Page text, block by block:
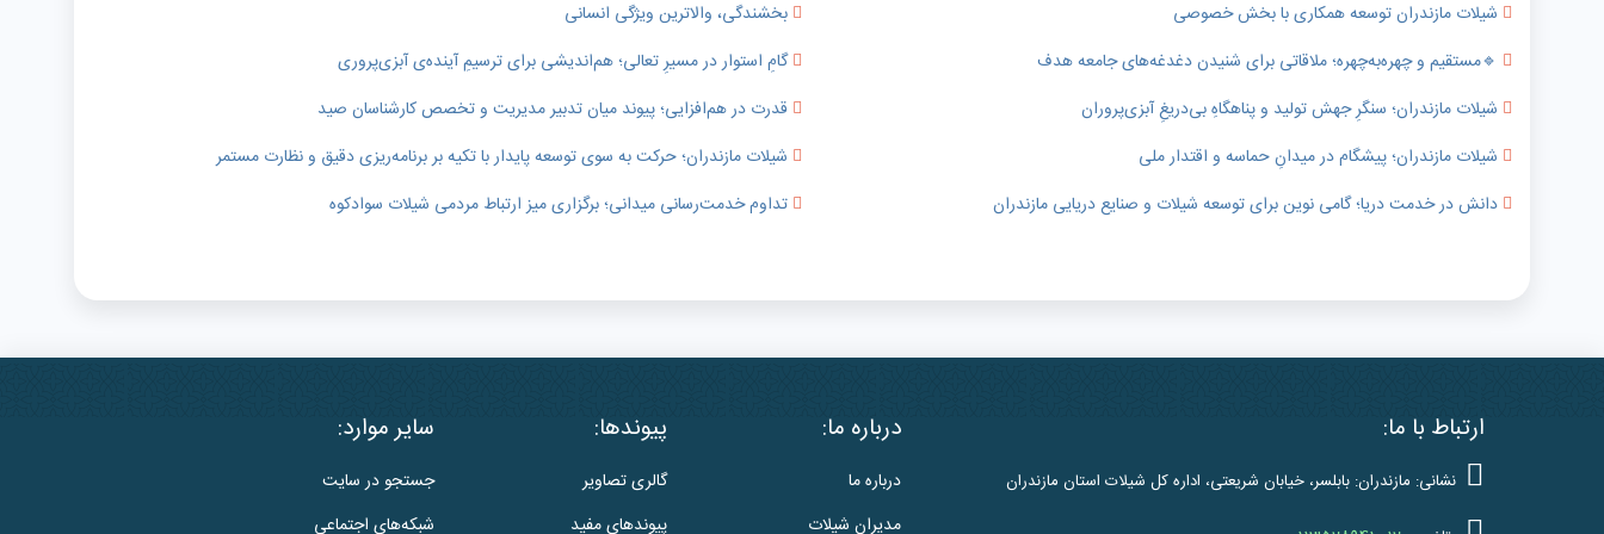
شیلات مازندران توسعه همکاری با بخش خصوصی
بخشندگی، والاترین ویژگی انسانی
🔹️مستقیم و چهره‌به‌چهره؛ ملاقاتی برای شنیدن دغدغه‌های جامعه هدف
گامِ استوار در مسیرِ تعالی؛ هم‌اندیشی برای ترسیمِ آینده‌ی آبزی‌پروری
شیلات مازندران؛ سنگرِ جهش تولید و پناهگاهِ بی‌دریغِ آبزی‌پروران
قدرت در هم‌افزایی؛ پیوند میان تدبیر مدیریت و تخصص کارشناسان صید
شیلات مازندران؛ پیشگام در میدانِ حماسه و اقتدار ملی
شیلات مازندران؛ حرکت به سوی توسعه پایدار با تکیه بر برنامه‌ریزی دقیق و نظارت مستمر
دانش در خدمت دریا؛ گامی نوین برای توسعه شیلات و صنایع دریایی مازندران
تداوم خدمت‌رسانی میدانی؛ برگزاری میز ارتباط مردمی شیلات سوادکوه
ارتباط با ما:
نشانی: مازندران: بابلسر، خیابان شریعتی، اداره کل شیلات استان مازندران
درباره ما:
درباره ما
مدیران شیلات
پیوندها:
گالری تصاویر
پیوندهای مفید
سایر موارد:
جستجو در سایت
شبکه‌های اجتماعی